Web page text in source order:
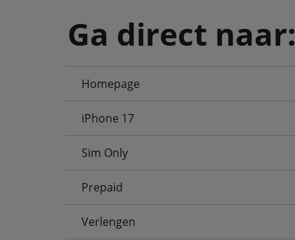
Ga direct naar:
Homepage
iPhone 17
Sim Only
Prepaid
Verlengen